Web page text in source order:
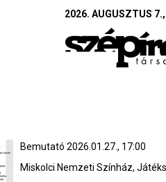
2026. AUGUSZTUS
Bemutató 2026.01.27., 17:00
Miskolci Nemzeti Színház,